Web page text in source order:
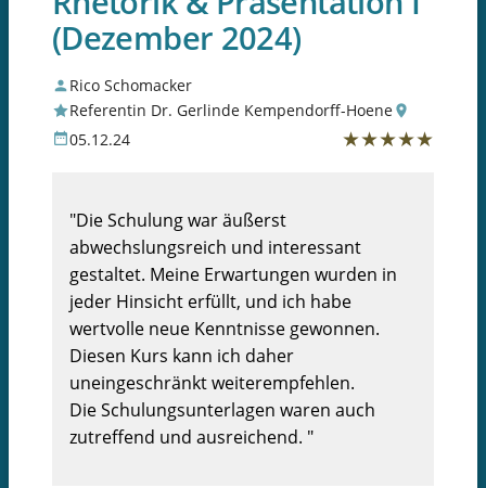
(Dezember 2024)
Rico Schomacker
Referentin Dr. Gerlinde Kempendorff-Hoene
05.12.24
★★★★★
"Die Schulung war äußerst
abwechslungsreich und interessant
gestaltet. Meine Erwartungen wurden in
jeder Hinsicht erfüllt, und ich habe
wertvolle neue Kenntnisse gewonnen.
Diesen Kurs kann ich daher
uneingeschränkt weiterempfehlen.
Die Schulungsunterlagen waren auch
zutreffend und ausreichend. "